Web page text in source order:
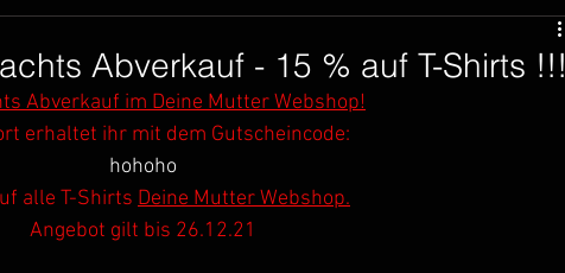
Phil Fin
Abverkauf - 15 % auf T-Shirts !!!
Abverkauf im Deine Mutter Webshop!
erhaltet ihr mit dem Gutscheincode:
hohoho
alle T-Shirts Deine Mutter Webshop.
Angebot gilt bis 26.12.21